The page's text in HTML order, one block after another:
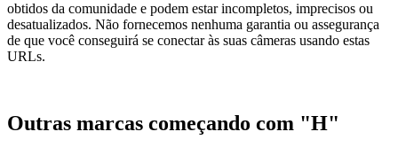
obtidos da comunidade e podem estar incompletos, imprecisos ou
desatualizados. Não fornecemos nenhuma garantia ou assegurança
de que você conseguirá se conectar às suas câmeras usando estas
URLs.
Outras marcas começando com "H"